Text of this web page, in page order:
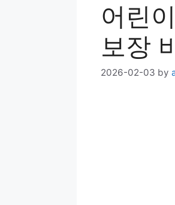
어린
보장
2026-02-03 by